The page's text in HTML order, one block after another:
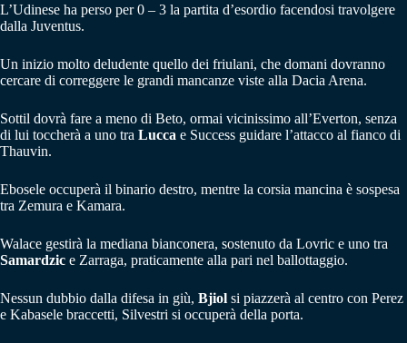
L’Udinese ha perso per 0 – 3 la partita d’esordio facendosi travolgere
dalla Juventus.
Un inizio molto deludente quello dei friulani, che domani dovranno
cercare di correggere le grandi mancanze viste alla Dacia Arena.
Sottil dovrà fare a meno di Beto, ormai vicinissimo all’Everton, senza
di lui toccherà a uno tra Lucca e Success guidare l’attacco al fianco di
Thauvin.
Ebosele occuperà il binario destro, mentre la corsia mancina è sospesa
tra Zemura e Kamara.
Walace gestirà la mediana bianconera, sostenuto da Lovric e uno tra
Samardzic e Zarraga, praticamente alla pari nel ballottaggio.
Nessun dubbio dalla difesa in giù, Bjiol si piazzerà al centro con Perez
e Kabasele braccetti, Silvestri si occuperà della porta.